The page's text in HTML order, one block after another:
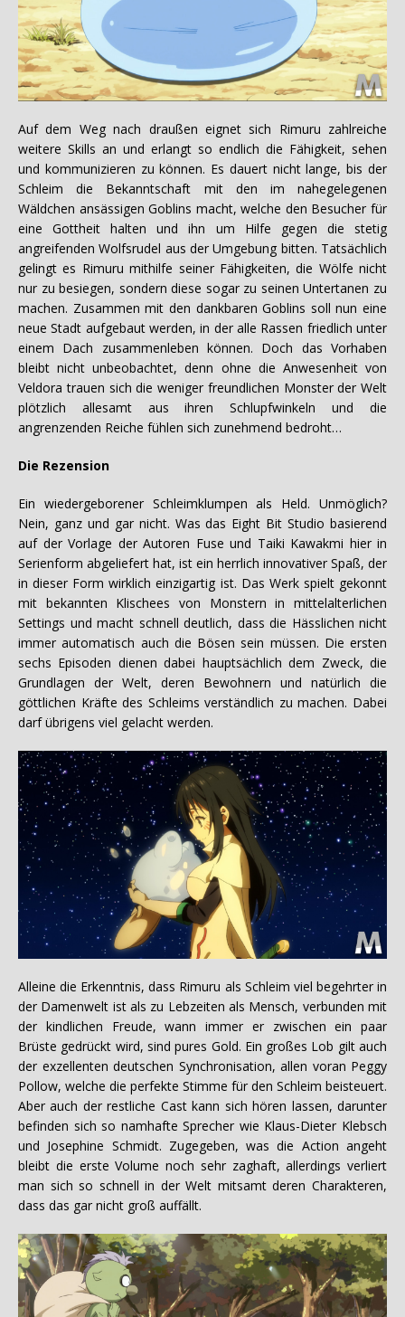
Auf dem Weg nach draußen eignet sich Rimuru zahlreiche
weitere Skills an und erlangt so endlich die Fähigkeit, sehen
und kommunizieren zu können. Es dauert nicht lange, bis der
Schleim die Bekanntschaft mit den im nahegelegenen
Wäldchen ansässigen Goblins macht, welche den Besucher für
eine Gottheit halten und ihn um Hilfe gegen die stetig
angreifenden Wolfsrudel aus der Umgebung bitten. Tatsächlich
gelingt es Rimuru mithilfe seiner Fähigkeiten, die Wölfe nicht
nur zu besiegen, sondern diese sogar zu seinen Untertanen zu
machen. Zusammen mit den dankbaren Goblins soll nun eine
neue Stadt aufgebaut werden, in der alle Rassen friedlich unter
einem Dach zusammenleben können. Doch das Vorhaben
bleibt nicht unbeobachtet, denn ohne die Anwesenheit von
Veldora trauen sich die weniger freundlichen Monster der Welt
plötzlich allesamt aus ihren Schlupfwinkeln und die
angrenzenden Reiche fühlen sich zunehmend bedroht…
Die Rezension
Ein wiedergeborener Schleimklumpen als Held. Unmöglich?
Nein, ganz und gar nicht. Was das Eight Bit Studio basierend
auf der Vorlage der Autoren Fuse und Taiki Kawakmi hier in
Serienform abgeliefert hat, ist ein herrlich innovativer Spaß, der
in dieser Form wirklich einzigartig ist. Das Werk spielt gekonnt
mit bekannten Klischees von Monstern in mittelalterlichen
Settings und macht schnell deutlich, dass die Hässlichen nicht
immer automatisch auch die Bösen sein müssen. Die ersten
sechs Episoden dienen dabei hauptsächlich dem Zweck, die
Grundlagen der Welt, deren Bewohnern und natürlich die
göttlichen Kräfte des Schleims verständlich zu machen. Dabei
darf übrigens viel gelacht werden.
Alleine die Erkenntnis, dass Rimuru als Schleim viel begehrter in
der Damenwelt ist als zu Lebzeiten als Mensch, verbunden mit
der kindlichen Freude, wann immer er zwischen ein paar
Brüste gedrückt wird, sind pures Gold. Ein großes Lob gilt auch
der exzellenten deutschen Synchronisation, allen voran Peggy
Pollow, welche die perfekte Stimme für den Schleim beisteuert.
Aber auch der restliche Cast kann sich hören lassen, darunter
befinden sich so namhafte Sprecher wie Klaus-Dieter Klebsch
und Josephine Schmidt. Zugegeben, was die Action angeht
bleibt die erste Volume noch sehr zaghaft, allerdings verliert
man sich so schnell in der Welt mitsamt deren Charakteren,
dass das gar nicht groß auffällt.